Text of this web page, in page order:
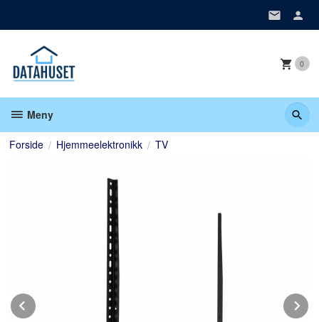
0
Meny
Forside Hjemmeelektronikk TV
Prev